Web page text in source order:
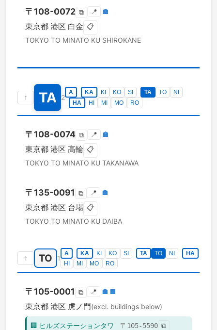
〒 108-0072 ⧉ 📍 🏣
東京都 港区 白金 📋
TOKYO TO MINATO KU SHIROKANE
↑ TA 2
A KA KI KO SI TA TO
NI
HA
HI MI MO RO
〒 108-0074 ⧉ 📍 🏣
東京都 港区 高輪 📋
TOKYO TO MINATO KU TAKANAWA
〒 135-0091 ⧉ 📍 🏣
東京都 港区 台場 📋
TOKYO TO MINATO KU DAIBA
↑ TO 1
A KA KI KO SI TA TO NI
HA
HI
MI MO RO
〒 105-0001 ⧉ 📍 🏣 🏢
東京都 港区 虎ノ門(excl. buildings below)
🏢 ヒルズステーションタワ
〒 105-5590 ⧉